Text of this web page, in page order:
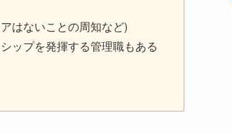
はないことの周知など)
ップを発揮する管理職もある